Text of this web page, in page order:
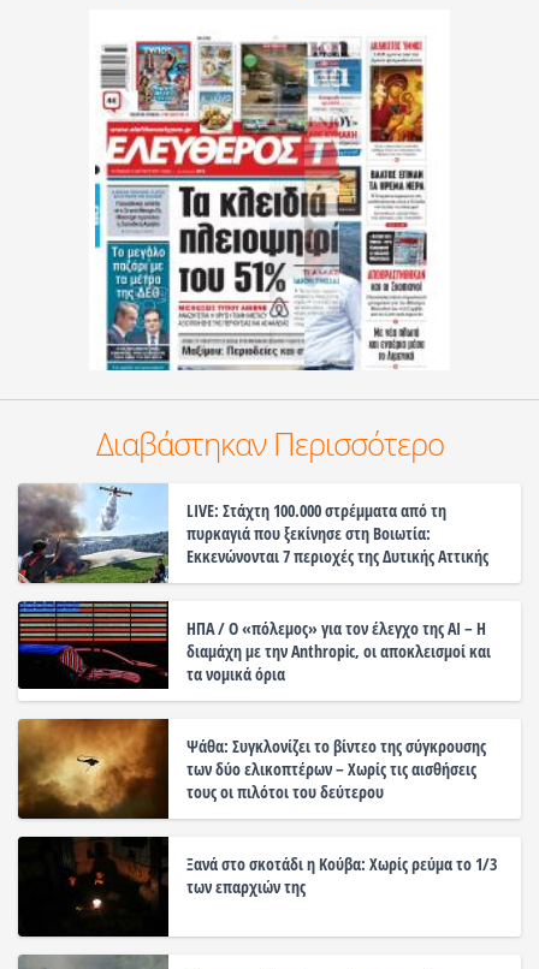
Διαβάστηκαν Περισσότερο
LIVE: Στάχτη 100.000 στρέμματα από τη
πυρκαγιά που ξεκίνησε στη Βοιωτία:
Εκκενώνονται 7 περιοχές της Δυτικής Αττικής
ΗΠΑ / Ο «πόλεμος» για τον έλεγχο της ΑΙ – Η
διαμάχη με την Anthropic, οι αποκλεισμοί και
τα νομικά όρια
Ψάθα: Συγκλονίζει το βίντεο της σύγκρουσης
των δύο ελικοπτέρων – Χωρίς τις αισθήσεις
τους οι πιλότοι του δεύτερου
Ξανά στο σκοτάδι η Κούβα: Χωρίς ρεύμα το 1/3
των επαρχιών της